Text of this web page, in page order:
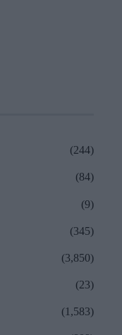
(244)
(84)
(9)
(345)
(3,850)
(23)
(1,583)